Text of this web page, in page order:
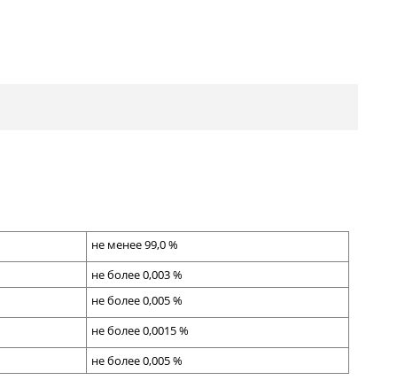
не менее99,0%
не более 0,003%
не более 0,005%
не более0,0015%
не более 0,005%